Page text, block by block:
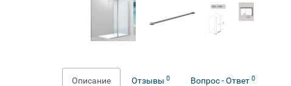
Описание Отзывы 0 Вопрос - Ответ 0